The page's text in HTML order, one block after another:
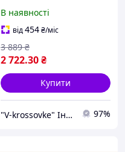
Black (чорні) низькі
повсякденні 1835 Найк
vkross
В наявності
від454₴/міс
2 722.30₴
3 889 ₴
Купити
"V-krossovke" Інтернет-Магазин 97%